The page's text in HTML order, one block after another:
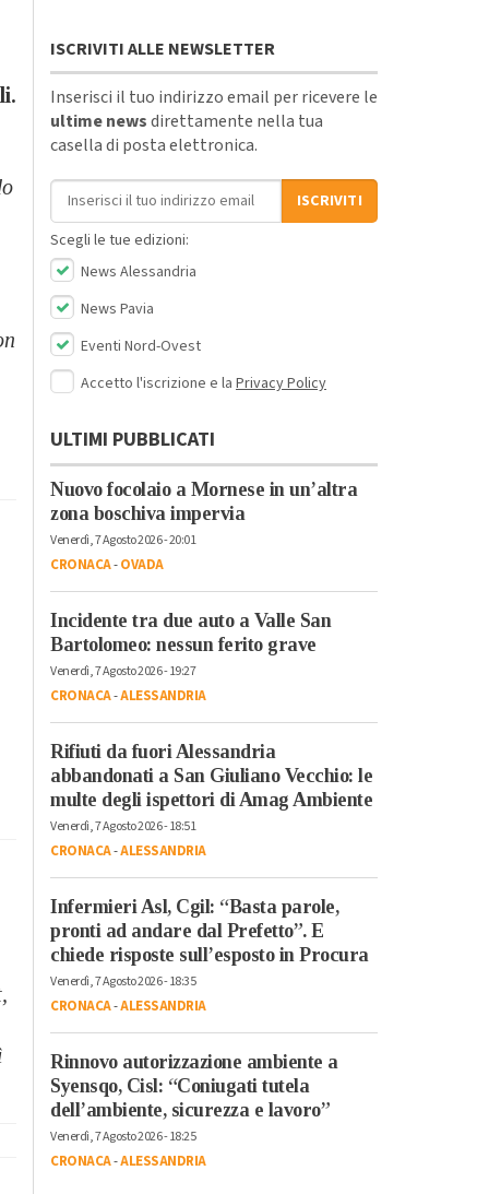
ISCRIVITI ALLE NEWSLETTER
Inserisci il tuo indirizzo email per ricevere le
ultime newsdirettamente nella tua
casella di posta elettronica.
Indirizzo email
ISCRIVITI
Scegli le tue edizioni:
News Alessandria
News Pavia
Eventi Nord-Ovest
Accetto l'iscrizione e la Privacy Policy
ULTIMI PUBBLICATI
Nuovo focolaio a Mornese in un’altra
zona boschiva impervia
Venerdì, 7 Agosto 2026 - 20:01
CRONACA-OVADA
Incidente tra due auto a Valle San
Bartolomeo: nessun ferito grave
Venerdì, 7 Agosto 2026 - 19:27
CRONACA-ALESSANDRIA
Rifiuti da fuori Alessandria
abbandonati a San Giuliano Vecchio: le
multe degli ispettori di Amag Ambiente
Venerdì, 7 Agosto 2026 - 18:51
CRONACA-ALESSANDRIA
Infermieri Asl, Cgil: “Basta parole,
pronti ad andare dal Prefetto”. E
chiede risposte sull’esposto in Procura
Venerdì, 7 Agosto 2026 - 18:35
CRONACA-ALESSANDRIA
Rinnovo autorizzazione ambiente a
Syensqo, Cisl: “Coniugati tutela
dell’ambiente, sicurezza e lavoro”
Venerdì, 7 Agosto 2026 - 18:25
CRONACA-ALESSANDRIA